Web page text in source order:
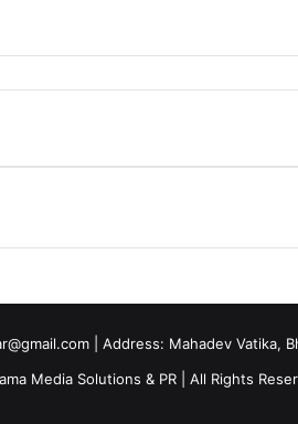
| Address: Mahadev Vatika,
Media Solutions & PR | All Rights